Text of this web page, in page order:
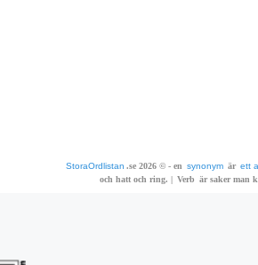
StoraOrdlistan .se 2026 © - en synonym är ett
och hatt och ring. | Verb är saker man